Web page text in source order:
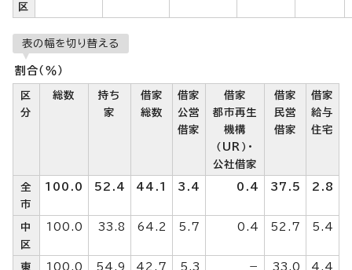
区
表の幅を切り替える
割合（％）
区
分
総数
持ち
家
借家
総数
借家
公営
借家
借家
都市再生
機構
（UR）・
公社借家
借家
民営
借家
借家
給与
住宅
全
市
100.0 52.4 44.1 3.4 0.4 37.5 2.8
中
区
100.0 33.8 64.2 5.7 0.4 52.7 5.4
東
100.0 54.9 42.7 5.3 － 33.0 4.4